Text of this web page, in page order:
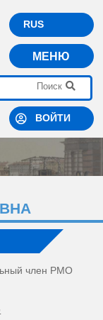
RUS
МЕНЮ
ВОЙТИ
член РМО